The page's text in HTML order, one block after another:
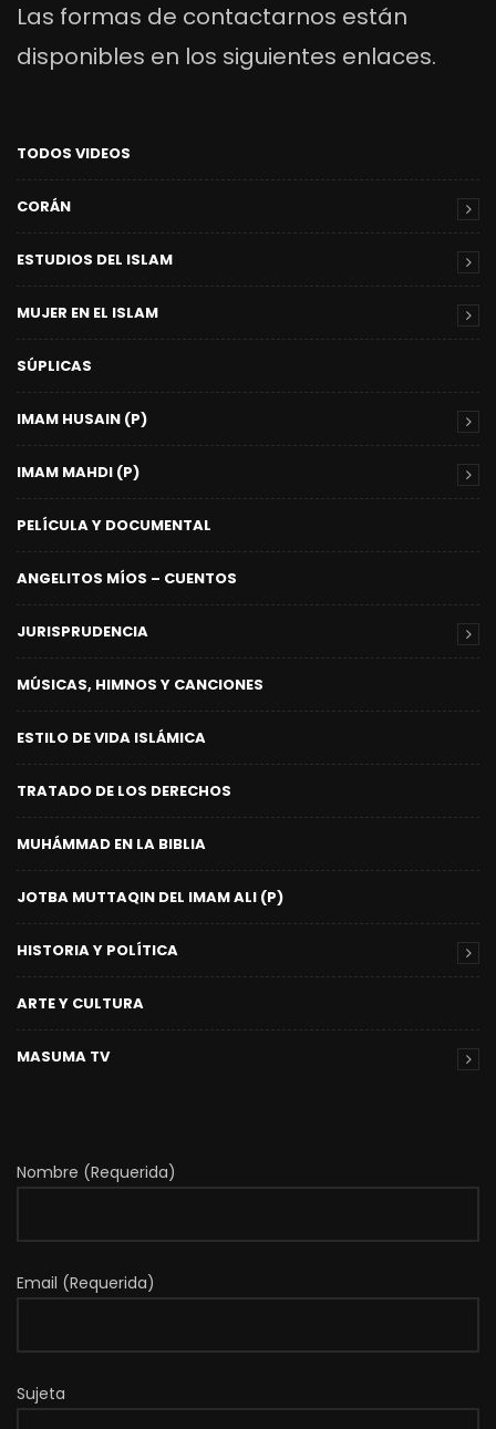
Las formas de contactarnos están
disponibles en los siguientes enlaces.
TODOS VIDEOS
CORÁN
ESTUDIOS DEL ISLAM
MUJER EN EL ISLAM
SÚPLICAS
IMAM HUSAIN (P)
IMAM MAHDI (P)
PELÍCULA Y DOCUMENTAL
ANGELITOS MÍOS – CUENTOS
JURISPRUDENCIA
MÚSICAS, HIMNOS Y CANCIONES
ESTILO DE VIDA ISLÁMICA
TRATADO DE LOS DERECHOS
MUHÁMMAD EN LA BIBLIA
JOTBA MUTTAQIN DEL IMAM ALI (P)
HISTORIA Y POLÍTICA
ARTE Y CULTURA
MASUMA TV
Nombre (Requerida)
Email (Requerida)
Sujeta